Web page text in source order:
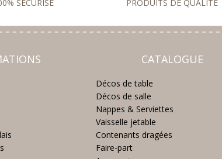
SÉCURISÉ PRODUITS DE QUALITÉ
CATALOGUE
Décos de table
Décos de salle
Nappes & Serviettes
Vaisselle jetable
Contenants dragées
Faire-part